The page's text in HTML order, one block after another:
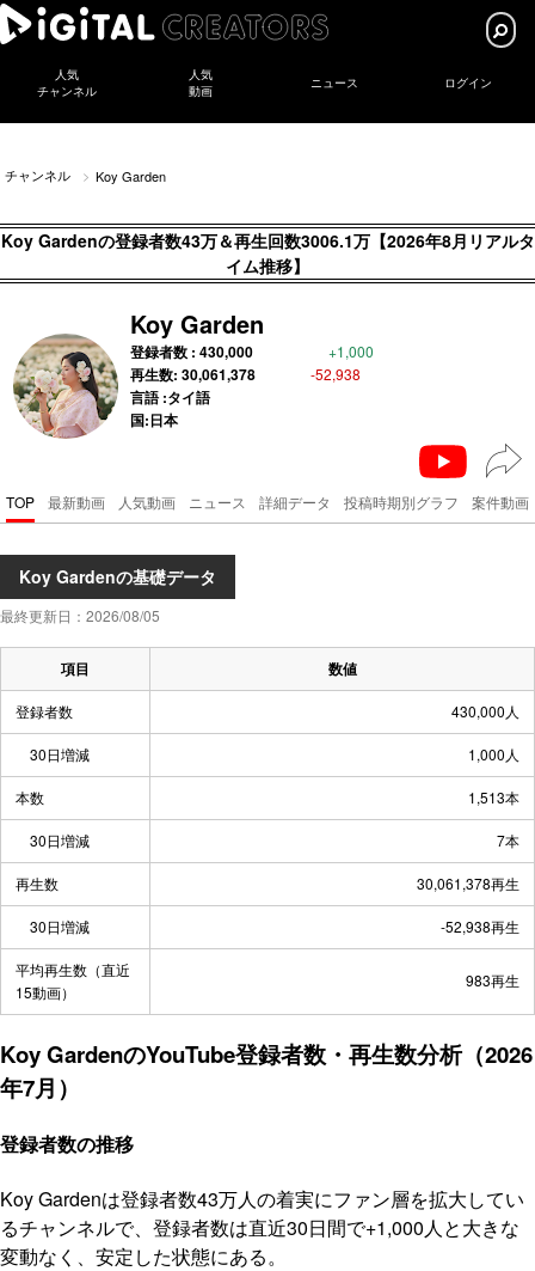
人気
チャンネル
人気
動画
ニュース ログイン
チャンネル Koy Garden
Koy Gardenの登録者数43万＆再生回数3006.1万【2026年8月リアルタ
イム推移】
Koy Garden
登録者数 : 430,000 +1,000
再生数: 30,061,378 -52,938
言語 :タイ語
国:日本
TOP 最新動画 人気動画 ニュース 詳細データ 投稿時期別グラフ 案件動画
Koy Gardenの基礎データ
最終更新日：2026/08/05
項目 数値
登録者数 430,000人
30日増減 1,000人
本数 1,513本
30日増減 7本
再生数 30,061,378再生
30日増減 -52,938再生
平均再生数（直近
15動画）
983再生
Koy GardenのYouTube登録者数・再生数分析（2026
年7月）
登録者数の推移
Koy Gardenは登録者数43万人の着実にファン層を拡大してい
るチャンネルで、登録者数は直近30日間で+1,000人と大きな
変動なく、安定した状態にある。